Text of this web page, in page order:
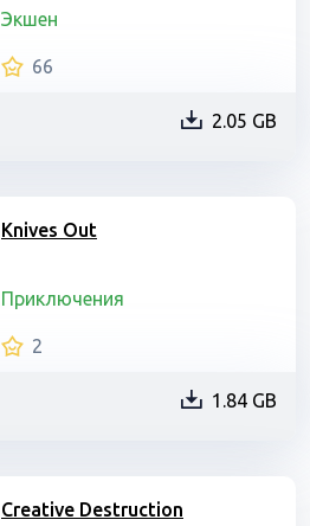
Экшен
66
2.05 GB
Knives Out
Приключения
2
1.84 GB
Creative Destruction